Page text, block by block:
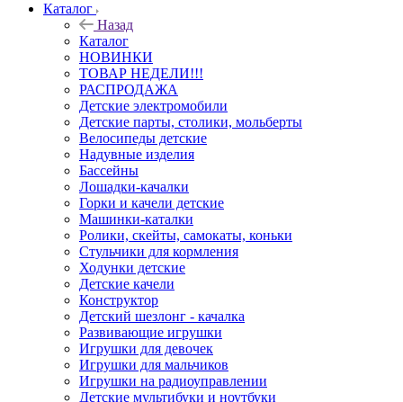
Каталог
Назад
Каталог
НОВИНКИ
ТОВАР НЕДЕЛИ!!!
РАСПРОДАЖА
Детские электромобили
Детские парты, столики, мольберты
Велосипеды детские
Надувные изделия
Бассейны
Лошадки-качалки
Горки и качели детские
Машинки-каталки
Ролики, скейты, самокаты, коньки
Стульчики для кормления
Ходунки детские
Детские качели
Конструктор
Детский шезлонг - качалка
Развивающие игрушки
Игрушки для девочек
Игрушки для мальчиков
Игрушки на радиоуправлении
Детские мультибуки и ноутбуки